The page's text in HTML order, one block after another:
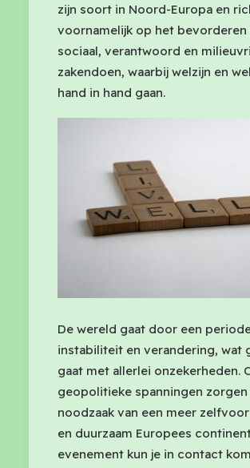
zijn soort in Noord-Europa en
voornamelijk op het bevorderen
sociaal, verantwoord en
zakendoen, waarbij welzijn en
hand in hand gaan.
De wereld gaat door een
instabiliteit en verandering, wat
gaat met allerlei onzekerheden.
geopolitieke spanningen
noodzaak van een meer
en duurzaam Europees
evenement kun je in contact